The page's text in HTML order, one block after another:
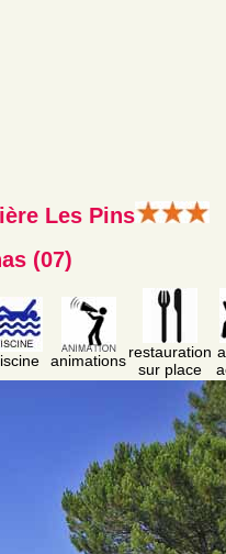
Les Pins
(07)
animationsrestauration
sur place